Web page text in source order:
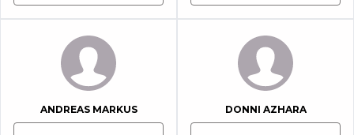
ANDREAS MARKUS DONNI AZHARA